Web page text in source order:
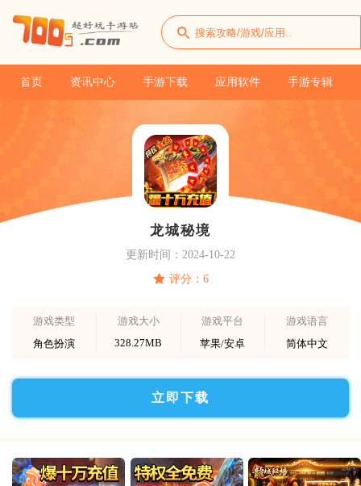
首页 资讯中心 手游下载 应用软件 手游专辑
龙城秘境
更新时间：2024-10-22
评分：6
游戏类型
角色扮演
游戏大小
328.27MB
游戏平台
苹果/安卓
游戏语言
简体中文
立即下载